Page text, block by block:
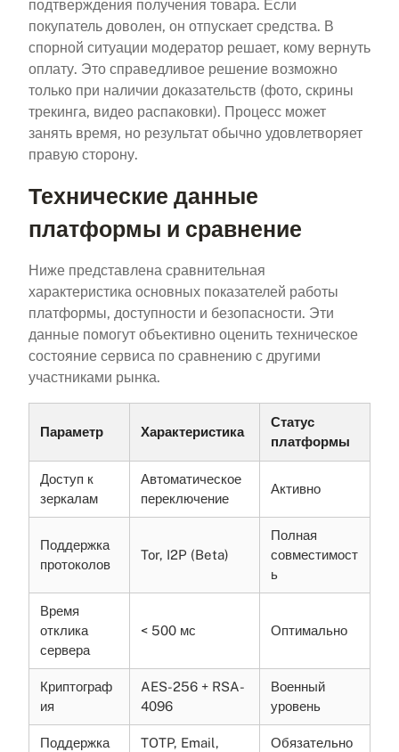
подтверждения получения товара. Если
покупатель доволен, он отпускает средства. В
спорной ситуации модератор решает, кому вернуть
оплату. Это справедливое решение возможно
только при наличии доказательств (фото, скрины
трекинга, видео распаковки). Процесс может
занять время, но результат обычно удовлетворяет
правую сторону.
Технические данные
платформы и сравнение
Ниже представлена сравнительная
характеристика основных показателей работы
платформы, доступности и безопасности. Эти
данные помогут объективно оценить техническое
состояние сервиса по сравнению с другими
участниками рынка.
Параметр Характеристика
Статус
платформы
Доступ к
зеркалам
Автоматическое
переключение
Активно
Поддержка
протоколов
Tor, I2P (Beta)
Полная
совместимост
ь
Время
отклика
сервера
< 500 мс Оптимально
Криптограф
ия
AES-256 + RSA-
4096
Военный
уровень
Поддержка
TOTP, Email,
Обязательно